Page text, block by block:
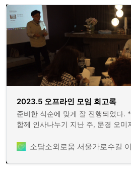
2023.5 오프라인 모임 회고록
준비한 식순에 맞게 잘 진행되었다.
함께 인사나누기 지난 주, 문경 오미
월드 모임 때 나누려고 구매했다. 나
소담소외로움 서울가로수길